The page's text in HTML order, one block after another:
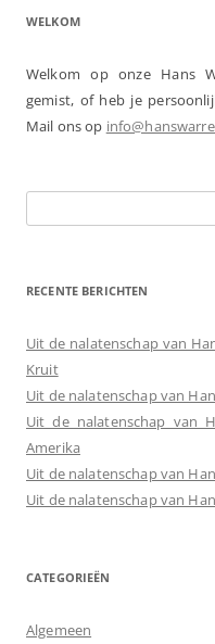
WELKOM
Welkom op onze Hans
gemist, of heb je
Mail ons op
naar:
RECENTE BERICHTEN
Uit de nalatenschap van
Kruit
Uit de nalatenschap van
Uit de nalatenschap van
Amerika
Uit de nalatenschap van
Uit de nalatenschap van
CATEGORIEËN
Algemeen